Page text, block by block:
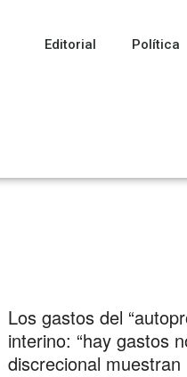
Editorial Política
Los gastos del
interino: “hay gastos
discrecional muestran